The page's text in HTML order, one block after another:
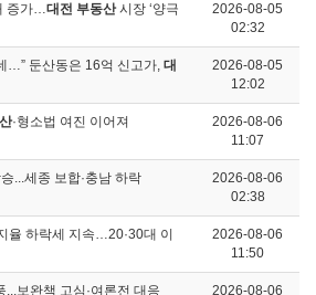
증가…대전 부동산시장 ‘양극
2026-08-05
02:32
…” 둔산동은 16억 신고가, 대
2026-08-05
12:02
·형소법 여진 이어져
2026-08-06
11:07
...세종 보합·충남 하락
2026-08-06
02:38
율 하락세 지속…20·30대 이
2026-08-06
11:50
보완책 고심·여론전 대응
2026-08-06